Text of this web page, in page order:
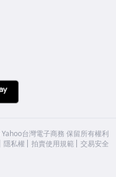
Yahoo台灣電子商務 保留所有權利
隱私權 拍賣使用規範 交易安全